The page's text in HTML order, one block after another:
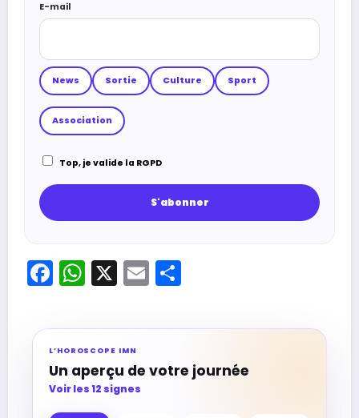
E-mail
News Sortie Culture Sport
Association
Top, je valide la RGPD
Facebook
WhatsApp
X Email
L’HOROSCOPE IMN
Un aperçu de votre journée
Voir les 12 signes